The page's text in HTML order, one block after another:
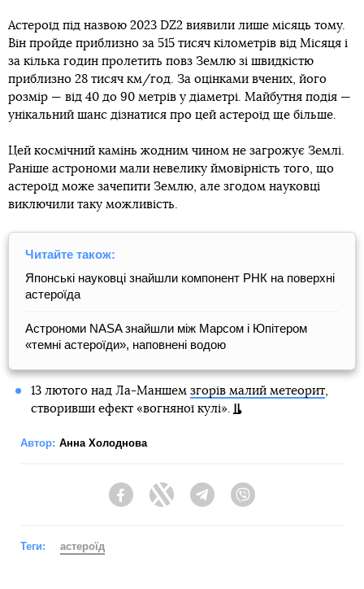
Астероїд під назвою 2023 DZ2 виявили лише місяць тому.
Він пройде приблизно за 515 тисяч кілометрів від Місяця і
за кілька годин пролетить повз Землю зі швидкістю
приблизно 28 тисяч км/год. За оцінками вчених, його
розмір — від 40 до 90 метрів у діаметрі. Майбутня подія —
унікальний шанс дізнатися про цей астероїд ще більше.
Цей космічний камінь жодним чином не загрожує Землі.
Раніше астрономи мали невелику ймовірність того, що
астероїд може зачепити Землю, але згодом науковці
виключили таку можливість.
Читайте також:
Японські науковці знайшли компонент РНК на поверхні
астероїда
Астрономи NASA знайшли між Марсом і Юпітером
«темні астероїди», наповнені водою
13 лютого над Ла-Маншем згорів малий метеорит,
створивши ефект «вогняної кулі».
Автор: Анна Холоднова
FacebookTwitter Telegram
Теги: астероїд